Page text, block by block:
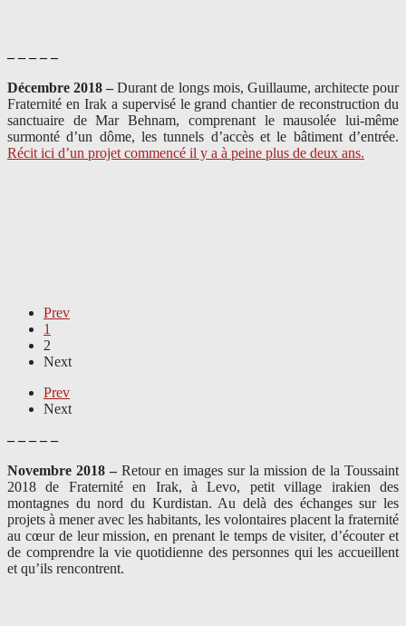
– – – – –
Décembre 2018 –Durant de longs mois, Guillaume, architecte pour
Fraternité en Irak a supervisé le grand chantier de reconstruction du
sanctuaire de Mar Behnam, comprenant le mausolée lui-même
surmonté d’un dôme, les tunnels d’accès et le bâtiment d’entrée.
Récit ici d’un projet commencé il y a à peine plus de deux ans.
Prev
1
2
Next
Prev
Next
– – – – –
Novembre 2018 – Retour en images sur la mission de la Toussaint
2018 de Fraternité en Irak, à Levo, petit village irakien des
montagnes du nord du Kurdistan. Au delà des échanges sur les
projets à mener avec les habitants, les volontaires placent la fraternité
au cœur de leur mission, en prenant le temps de visiter, d’écouter et
de comprendre la vie quotidienne des personnes qui les accueillent
et qu’ils rencontrent.